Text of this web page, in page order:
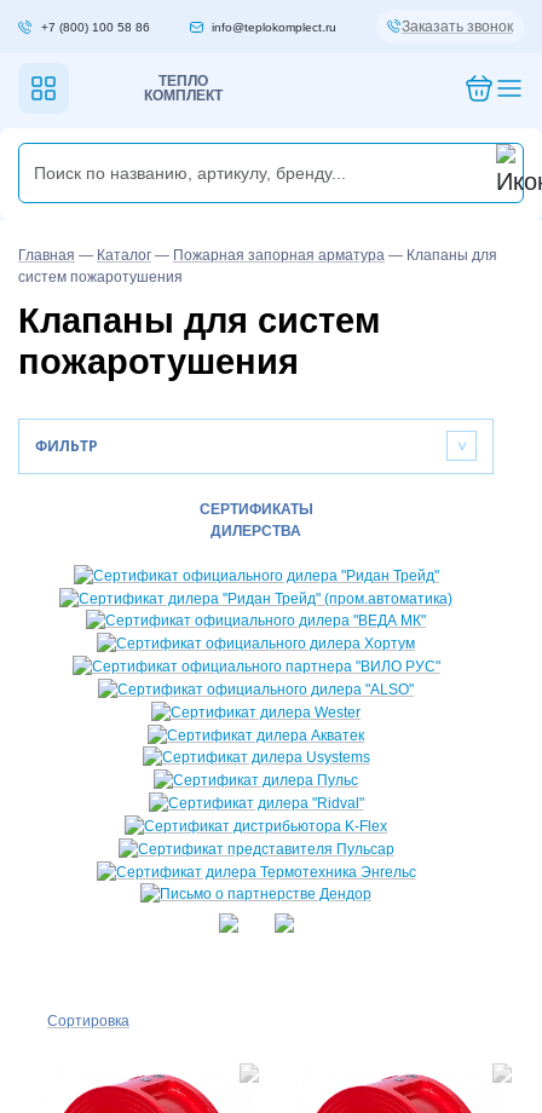
+7 (800) 100 58 86 info@teplokomplect.ru Заказать звонок
ТЕПЛО
КОМПЛЕКТ
Главная — Каталог — Пожарная запорная арматура — Клапаны для
систем пожаротушения
Клапаны для систем
пожаротушения
ФИЛЬТР >
СЕРТИФИКАТЫ
ДИЛЕРСТВА
Сортировка